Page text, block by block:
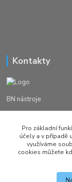
Kontakty
BN nástroje
+420Pro základní
účely a v případě
využíváme
cookies můžete